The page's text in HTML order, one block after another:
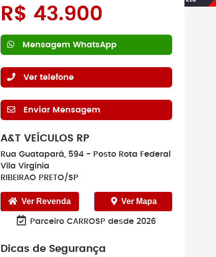
R$ 43.900
Mensagem WhatsApp
Ver telefone
Enviar Mensagem
A&T VEÍCULOS RP
Rua Guatapará, 594 - Posto Rota Federal
Vila Virgínia
RIBEIRAO PRETO/SP
Ver Revenda Ver Mapa
Parceiro CARROSP desde 2026
Dicas de Segurança